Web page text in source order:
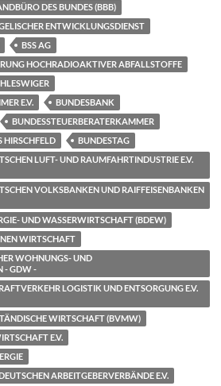
DES BUNDES (BBB)
ENTWICKLUNGSDIENST
BSS AG
HOCHRADIOAKTIVER ABFALLSTOFFE
E.V.
BUNDESBANK
BUNDESSTEUERBERATERKAMMER
HIRSCHFELD
BUNDESTAG
LUFT- UND RAUMFAHRTINDUSTRIE E.V.
VOLKSBANKEN UND RAIFFEISENBANKEN
UND WASSERWIRTSCHAFT (BDEW)
WIRTSCHAFT
WOHNUNGS- UND
- GDW -
LOGISTIK UND ENTSORGUNG E.V.
WIRTSCHAFT (BVMW)
E.V.
ARBEITGEBERVERBÄNDE E.V.